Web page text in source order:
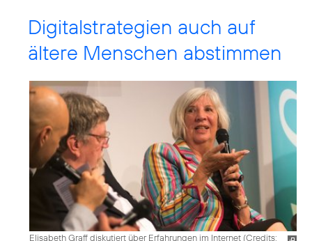
Digitalstrategien auch auf
ältere Menschen abstimmen
Elisabeth Graff diskutiert über Erfahrungen im Internet (Credits: